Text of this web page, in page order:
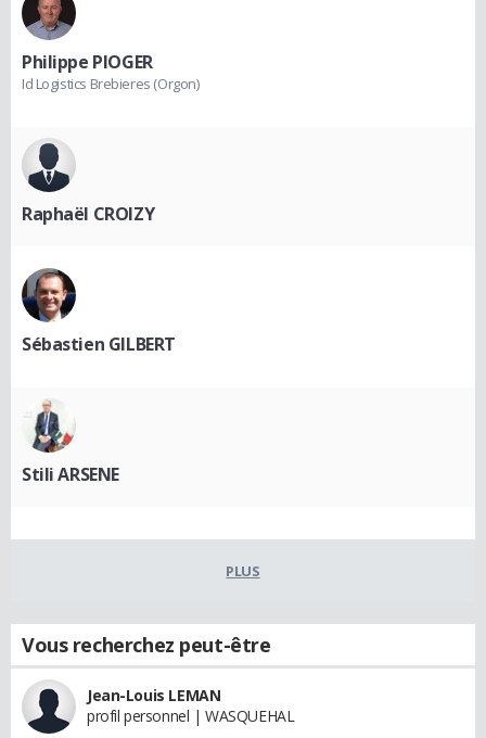
Philippe PIOGER
Id Logistics Brebieres (Orgon)
Raphaël CROIZY
Sébastien GILBERT
Stili ARSENE
PLUS
Vous recherchez peut-être
Jean-Louis LEMAN
profil personnel | WASQUEHAL